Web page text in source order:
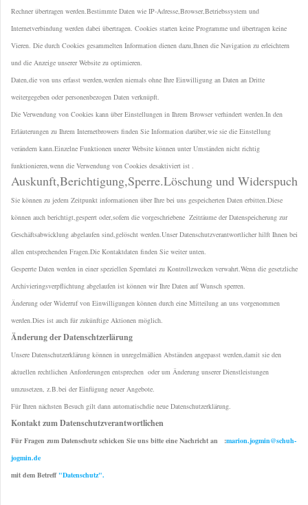
Rechner übertragen werden.Bestimmte Daten wie IP-Adresse,Browser,Betriebssystem und
Internetverbindung werden dabei übertragen. Cookies starten keine Programme und übertragen keine
Vieren. Die durch Cookies gesammelten Information dienen dazu,Ihnen die Navigation zu erleichtern
und die Anzeige unserer Website zu optimieren.
Daten,die von uns erfasst werden,werden niemals ohne Ihre Einwilligung an Daten an Dritte
weitergegeben oder personenbezogen Daten verknüpft.
Die Verwendung von Cookies kann über Einstellungen in Ihrem Browser verhindert werden.In den
Erläuterungen zu Ihrem Internetbrowers finden Sie Information darüber,wie sie die Einstellung
verändern kann.Einzelne Funktionen unerer Website können unter Umständen nicht richtig
funktionieren,wenn die Verwendung von Cookies desaktiviert ist .
Auskunft,Berichtigung,Sperre.Löschung und Widerspuch
Sie können zu jedem Zeitpunkt informationen über Ihre bei uns gespeicherten Daten erbitten.Diese
können auch berichtigt,gesperrt oder,sofern die vorgeschriebene Zeiträume der Datenspeicherung zur
Geschäftsabwicklung abgelaufen sind,gelöscht werden.Unser Datenschutzverantwortlicher hilft Ihnen bei
allen entsprechenden Fragen.Die Kontaktdaten finden Sie weiter unten.
Gesperrte Daten werden in einer speziellen Sperrdatei zu Kontrollzwecken verwahrt.Wenn die gesetzliche
Archivieringsverpflichtung abgelaufen ist können wir Ihre Daten auf Wunsch sperren.
Änderung oder Widerruf von Einwilligungen können durch eine Mitteilung an uns vorgenommen
werden.Dies ist auch für zukünftige Aktionen möglich.
Änderung der Datenschtzerlärung
Unsere Datenschutzerklärung können in unregelmäßien Abständen angepasst werden,damit sie den
aktuellen rechtlichen Anforderungen entsprechen oder um Änderung unserer Dienstleistungen
umzusetzen, z.B.bei der Einfügung neuer Angebote.
Für Ihren nächsten Besuch gilt dann automatischdie neue Datenschutzerklärung.
Kontakt zum Datenschutzverantwortlichen
Für Fragen zum Datenschutz schicken Sie uns bitte eine Nachricht an :marion.jogmin@schuh-
jogmin.de
mit dem Betreff "Datenschutz".